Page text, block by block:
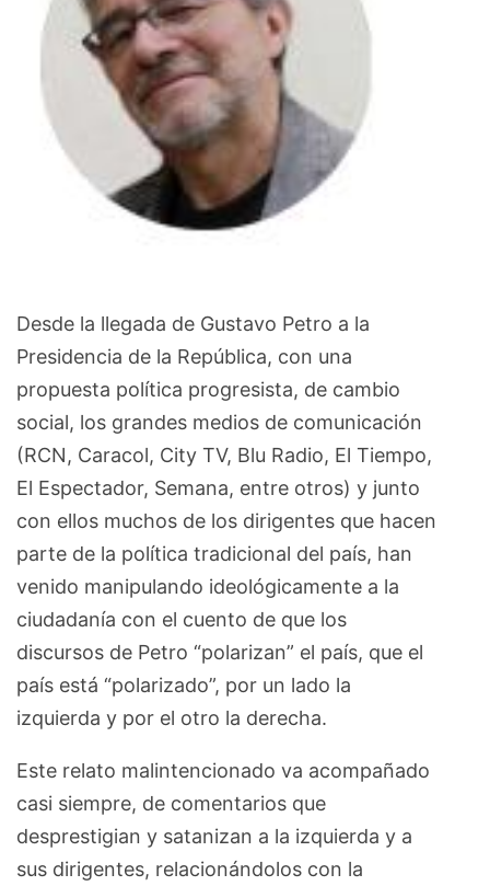
Desde la llegada de Gustavo Petro a la
Presidencia de la República, con una
propuesta política progresista, de cambio
social, los grandes medios de comunicación
(RCN, Caracol, City TV, Blu Radio, El Tiempo,
El Espectador, Semana, entre otros) y junto
con ellos muchos de los dirigentes que hacen
parte de la política tradicional del país, han
venido manipulando ideológicamente a la
ciudadanía con el cuento de que los
discursos de Petro “polarizan” el país, que el
país está “polarizado”, por un lado la
izquierda y por el otro la derecha.
Este relato malintencionado va acompañado
casi siempre, de comentarios que
desprestigian y satanizan a la izquierda y a
sus dirigentes, relacionándolos con la